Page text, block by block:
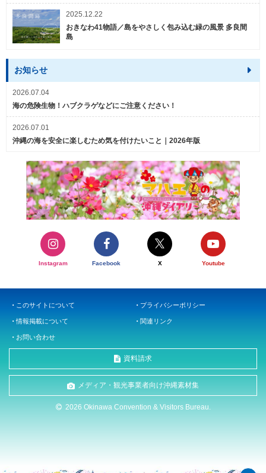
2025.12.22
おきなわ41物語／島をやさしく包み込む緑の風景 多良間
島
お知らせ
2026.07.04
海の危険生物！ハブクラゲなどにご注意ください！
2026.07.01
沖縄の海を安全に楽しむため気を付けたいこと｜2026年版
Instagram Facebook X Youtube
このサイトについて プライバシーポリシー
情報掲載について 関連リンク
お問い合わせ
資料請求
メディア・観光事業者向け沖縄素材集
2026 Okinawa Convention & Visitors Bureau.